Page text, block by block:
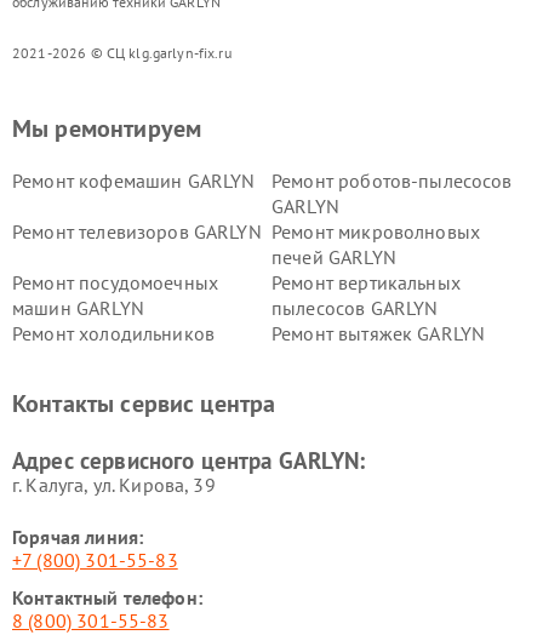
2021-2026 © СЦ klg.garlyn-fix.ru
Мы ремонтируем
Ремонт кофемашин GARLYN
Ремонт роботов-пылесосов
GARLYN
Ремонт телевизоров GARLYN Ремонт микроволновых
печей GARLYN
Ремонт посудомоечных
машин GARLYN
Ремонт вертикальных
пылесосов GARLYN
Ремонт холодильников
Ремонт вытяжек GARLYN
стеклоочистителей GARLYN
GARLYN
GARLYN
Контакты сервис центра
Адрес сервисного центра GARLYN:
г. Калуга, ул. Кирова, 39
Горячая линия:
+7 (800) 301-55-83
Контактный телефон:
8 (800) 301-55-83